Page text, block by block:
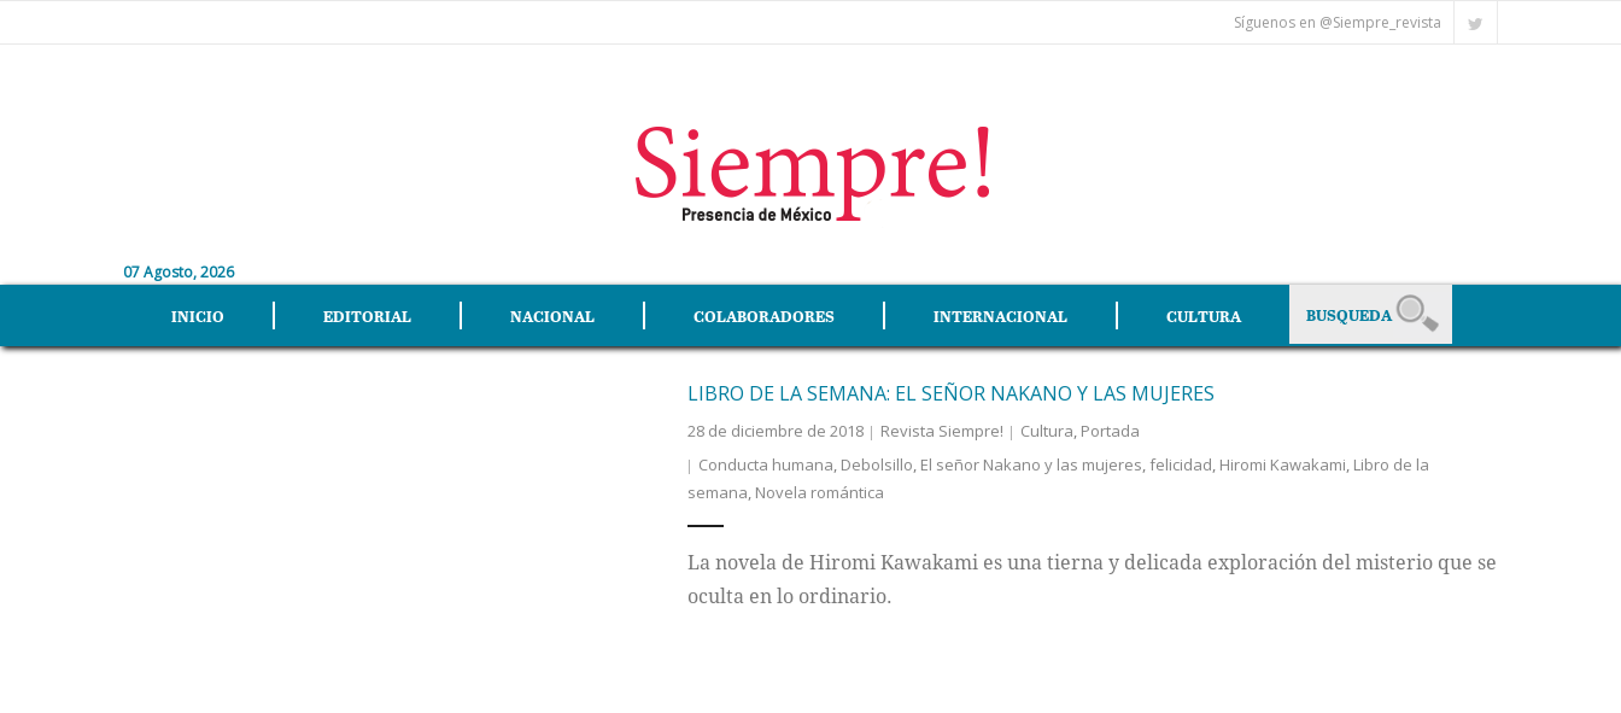
Síguenos en @Siempre_revista
07 Agosto, 2026
INICIO EDITORIAL NACIONAL COLABORADORES INTERNACIONAL CULTURA
LIBRO DE LA SEMANA: EL SEÑOR NAKANO Y LAS MUJERES
28 de diciembre de 2018 Revista Siempre! Cultura, Portada
Conducta humana, Debolsillo, El señor Nakano y las mujeres,felicidad, Hiromi Kawakami, Libro de la
semana, Novela romántica
La novela de Hiromi Kawakami es una tierna y delicada exploración del misterio que se
oculta en lo ordinario.